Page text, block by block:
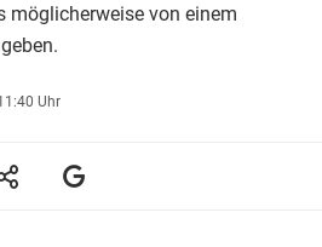
möglicherweise von einem
Uhr